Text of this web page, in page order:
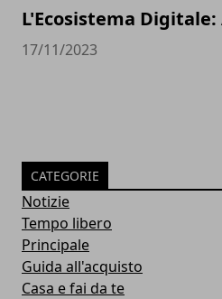
L'Ecosistema
17/11/2023
CATEGORIE
Notizie
Tempo libero
Principale
Guida all'acquisto
Casa e fai da te